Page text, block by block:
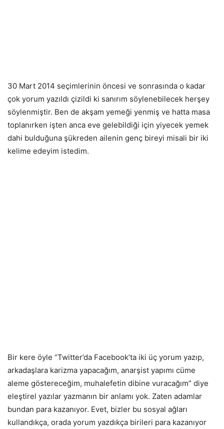
30 Mart 2014 seçimlerinin öncesi ve sonrasında o kadar
çok yorum yazıldı çizildi ki sanırım söylenebilecek herşey
söylenmiştir. Ben de akşam yemeği yenmiş ve hatta masa
toplanırken işten anca eve gelebildiği için yiyecek yemek
dahi bulduğuna şükreden ailenin genç bireyi misali bir iki
kelime edeyim istedim.
Bir kere öyle “Twitter’da Facebook’ta iki üç yorum yazıp,
arkadaşlara karizma yapacağım, anarşist yapımı cüme
aleme göstereceğim, muhalefetin dibine vuracağım” diye
eleştirel yazılar yazmanın bir anlamı yok. Zaten adamlar
bundan para kazanıyor. Evet, bizler bu sosyal ağları
kullandıkça, orada yorum yazdıkça birileri para kazanıyor